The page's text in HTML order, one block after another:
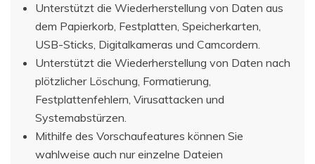
Unterstützt die Wiederherstellung von Daten aus
dem Papierkorb, Festplatten, Speicherkarten,
USB-Sticks, Digitalkameras und Camcordern.
Unterstützt die Wiederherstellung von Daten nach
plötzlicher Löschung, Formatierung,
Festplattenfehlern, Virusattacken und
Systemabstürzen.
Mithilfe des Vorschaufeatures können Sie
wahlweise auch nur einzelne Dateien